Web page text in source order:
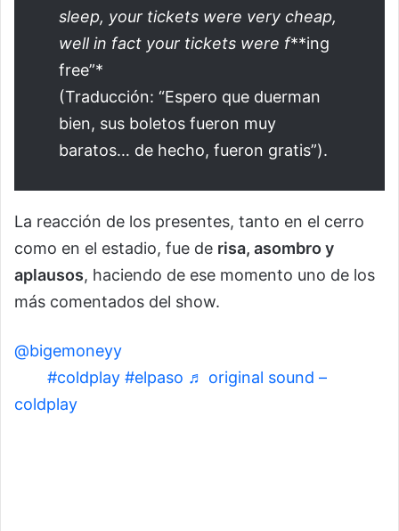
sleep, your tickets were very cheap,
well in fact your tickets were f**ing
free”*
(Traducción: “Espero que duerman
bien, sus boletos fueron muy
baratos… de hecho, fueron gratis”).
La reacción de los presentes, tanto en el cerro
como en el estadio, fue de risa, asombro y
aplausos, haciendo de ese momento uno de los
más comentados del show.
@bigemoneyy
#coldplay #elpaso ♬ original sound –
coldplay